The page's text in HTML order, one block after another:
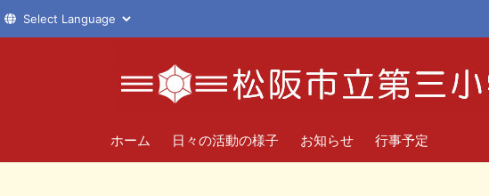
へ
ホーム 日々の活動の様子 お知らせ 行事予定